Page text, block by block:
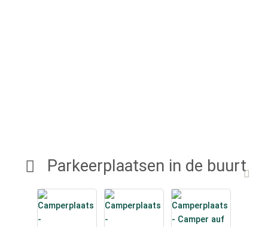
Parkeerplaatsen in de buurt